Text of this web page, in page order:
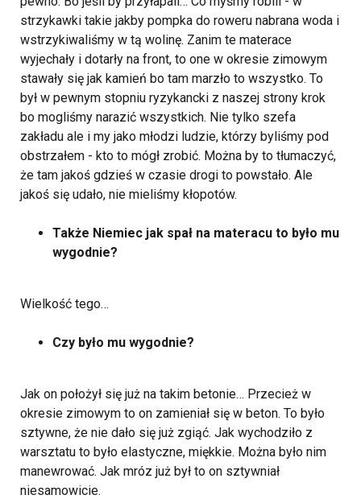
strzykawki takie jakby pompka do roweru nabrana woda i
wstrzykiwaliśmy w tą wolinę. Zanim te materace
wyjechały i dotarły na front, to one w okresie zimowym
stawały się jak kamień bo tam marzło to wszystko. To
był w pewnym stopniu ryzykancki z naszej strony krok
bo mogliśmy narazić wszystkich. Nie tylko szefa
zakładu ale i my jako młodzi ludzie, którzy byliśmy pod
obstrzałem - kto to mógł zrobić. Można by to tłumaczyć,
że tam jakoś gdzieś w czasie drogi to powstało. Ale
jakoś się udało, nie mieliśmy kłopotów.
Także Niemiec jak spał na materacu to było mu
wygodnie?
Wielkość tego…
Czy było mu wygodnie?
Jak on położył się już na takim betonie… Przecież w
okresie zimowym to on zamieniał się w beton. To było
sztywne, że nie dało się już zgiąć. Jak wychodziło z
warsztatu to było elastyczne, miękkie. Można było nim
manewrować. Jak mróz już był to on sztywniał
niesamowicie.